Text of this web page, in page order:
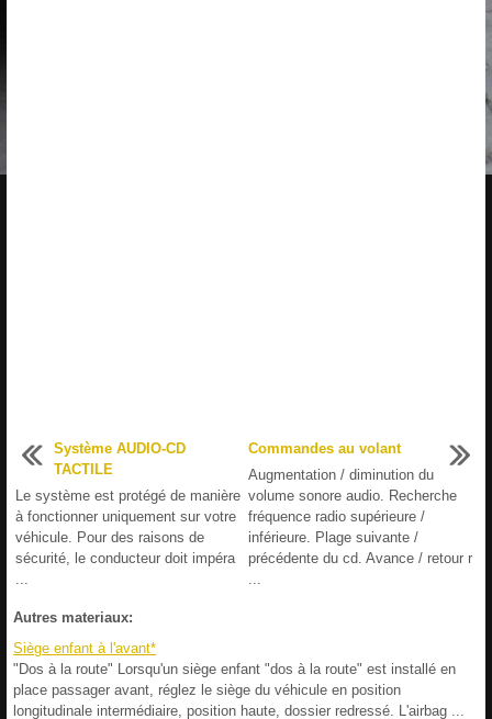
Système AUDIO-CD
TACTILE
Le système est protégé de manière
à fonctionner uniquement sur votre
véhicule. Pour des raisons de
sécurité, le conducteur doit impéra
...
Commandes au volant
Augmentation / diminution du
volume sonore audio. Recherche
fréquence radio supérieure /
inférieure. Plage suivante /
précédente du cd. Avance / retour r
...
Autres materiaux:
Siège enfant à l'avant*
"Dos à la route" Lorsqu'un siège enfant "dos à la route" est installé en
place passager avant, réglez le siège du véhicule en position
longitudinale intermédiaire, position haute, dossier redressé. L'airbag ...